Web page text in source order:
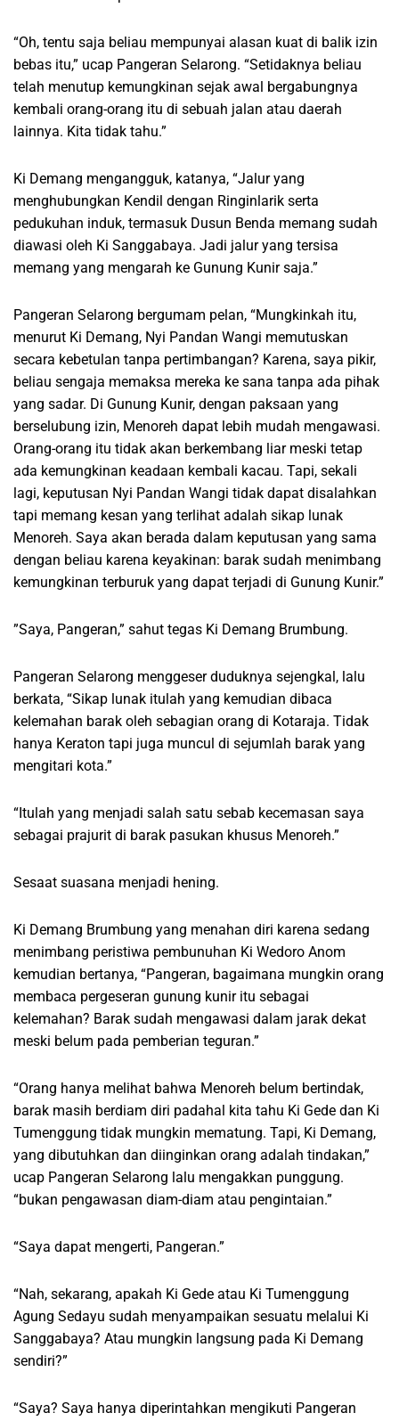
“Oh, tentu saja beliau mempunyai alasan kuat di balik izin
bebas itu,” ucap Pangeran Selarong. “Setidaknya beliau
telah menutup kemungkinan sejak awal bergabungnya
kembali orang-orang itu di sebuah jalan atau daerah
lainnya. Kita tidak tahu.”
Ki Demang mengangguk, katanya, “Jalur yang
menghubungkan Kendil dengan Ringinlarik serta
pedukuhan induk, termasuk Dusun Benda memang sudah
diawasi oleh Ki Sanggabaya. Jadi jalur yang tersisa
memang yang mengarah ke Gunung Kunir saja.”
Pangeran Selarong bergumam pelan, “Mungkinkah itu,
menurut Ki Demang, Nyi Pandan Wangi memutuskan
secara kebetulan tanpa pertimbangan? Karena, saya pikir,
beliau sengaja memaksa mereka ke sana tanpa ada pihak
yang sadar. Di Gunung Kunir, dengan paksaan yang
berselubung izin, Menoreh dapat lebih mudah mengawasi.
Orang-orang itu tidak akan berkembang liar meski tetap
ada kemungkinan keadaan kembali kacau. Tapi, sekali
lagi, keputusan Nyi Pandan Wangi tidak dapat disalahkan
tapi memang kesan yang terlihat adalah sikap lunak
Menoreh. Saya akan berada dalam keputusan yang sama
dengan beliau karena keyakinan: barak sudah menimbang
kemungkinan terburuk yang dapat terjadi di Gunung Kunir.”
”Saya, Pangeran,” sahut tegas Ki Demang Brumbung.
Pangeran Selarong menggeser duduknya sejengkal, lalu
berkata, “Sikap lunak itulah yang kemudian dibaca
kelemahan barak oleh sebagian orang di Kotaraja. Tidak
hanya Keraton tapi juga muncul di sejumlah barak yang
mengitari kota.”
“Itulah yang menjadi salah satu sebab kecemasan saya
sebagai prajurit di barak pasukan khusus Menoreh.”
Sesaat suasana menjadi hening.
Ki Demang Brumbung yang menahan diri karena sedang
menimbang peristiwa pembunuhan Ki Wedoro Anom
kemudian bertanya, “Pangeran, bagaimana mungkin orang
membaca pergeseran gunung kunir itu sebagai
kelemahan? Barak sudah mengawasi dalam jarak dekat
meski belum pada pemberian teguran.”
“Orang hanya melihat bahwa Menoreh belum bertindak,
barak masih berdiam diri padahal kita tahu Ki Gede dan Ki
Tumenggung tidak mungkin mematung. Tapi, Ki Demang,
yang dibutuhkan dan diinginkan orang adalah tindakan,”
ucap Pangeran Selarong lalu mengakkan punggung.
“bukan pengawasan diam-diam atau pengintaian.”
“Saya dapat mengerti, Pangeran.”
“Nah, sekarang, apakah Ki Gede atau Ki Tumenggung
Agung Sedayu sudah menyampaikan sesuatu melalui Ki
Sanggabaya? Atau mungkin langsung pada Ki Demang
sendiri?”
“Saya? Saya hanya diperintahkan mengikuti Pangeran